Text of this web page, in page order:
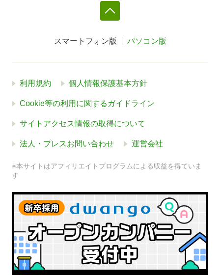
スマートフォン版 パソコン版
利用規約 個人情報保護基本方針
Cookie等の利用に関するガイドライン
サイトアクセス情報の取得について
法人・プレスお問い合わせ 運営会社
※本サイトはアフィリエイトプログラムによる収益を得ていま
す